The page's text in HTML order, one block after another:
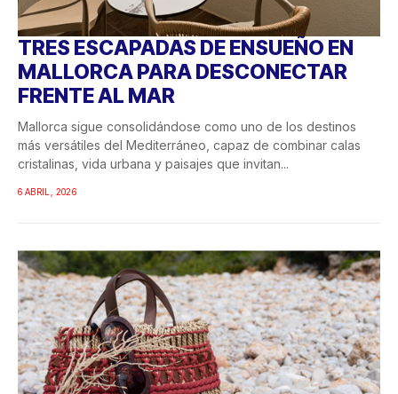
TRES ESCAPADAS DE ENSUEÑO EN
MALLORCA PARA DESCONECTAR
FRENTE AL MAR
Mallorca sigue consolidándose como uno de los destinos
más versátiles del Mediterráneo, capaz de combinar calas
cristalinas, vida urbana y paisajes que invitan...
6 ABRIL, 2026